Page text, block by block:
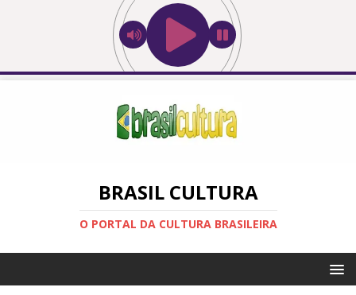
BRASIL CULTURA
O PORTAL DA CULTURA BRASILEIRA